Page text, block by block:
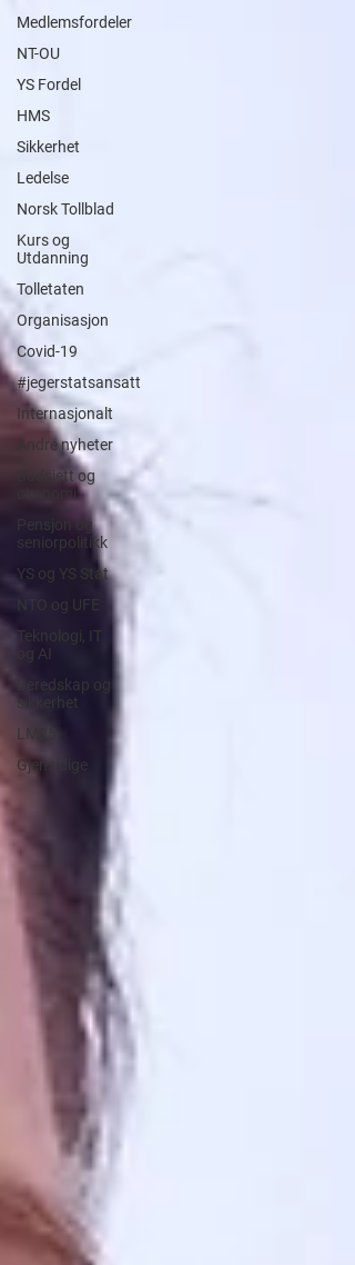
Medlemsfordeler
NT-OU
YS Fordel
HMS
Sikkerhet
Ledelse
Norsk Tollblad
Kurs og
Utdanning
Tolletaten
Organisasjon
Covid-19
#jegerstatsansatt
Internasjonalt
Andre nyheter
Budsjett og
økonomi
Pensjon og
seniorpolitikk
YS og YS Stat
NTO og UFE
Teknologi, IT
og AI
Beredskap og
sikkerhet
LM25
Gjensidige